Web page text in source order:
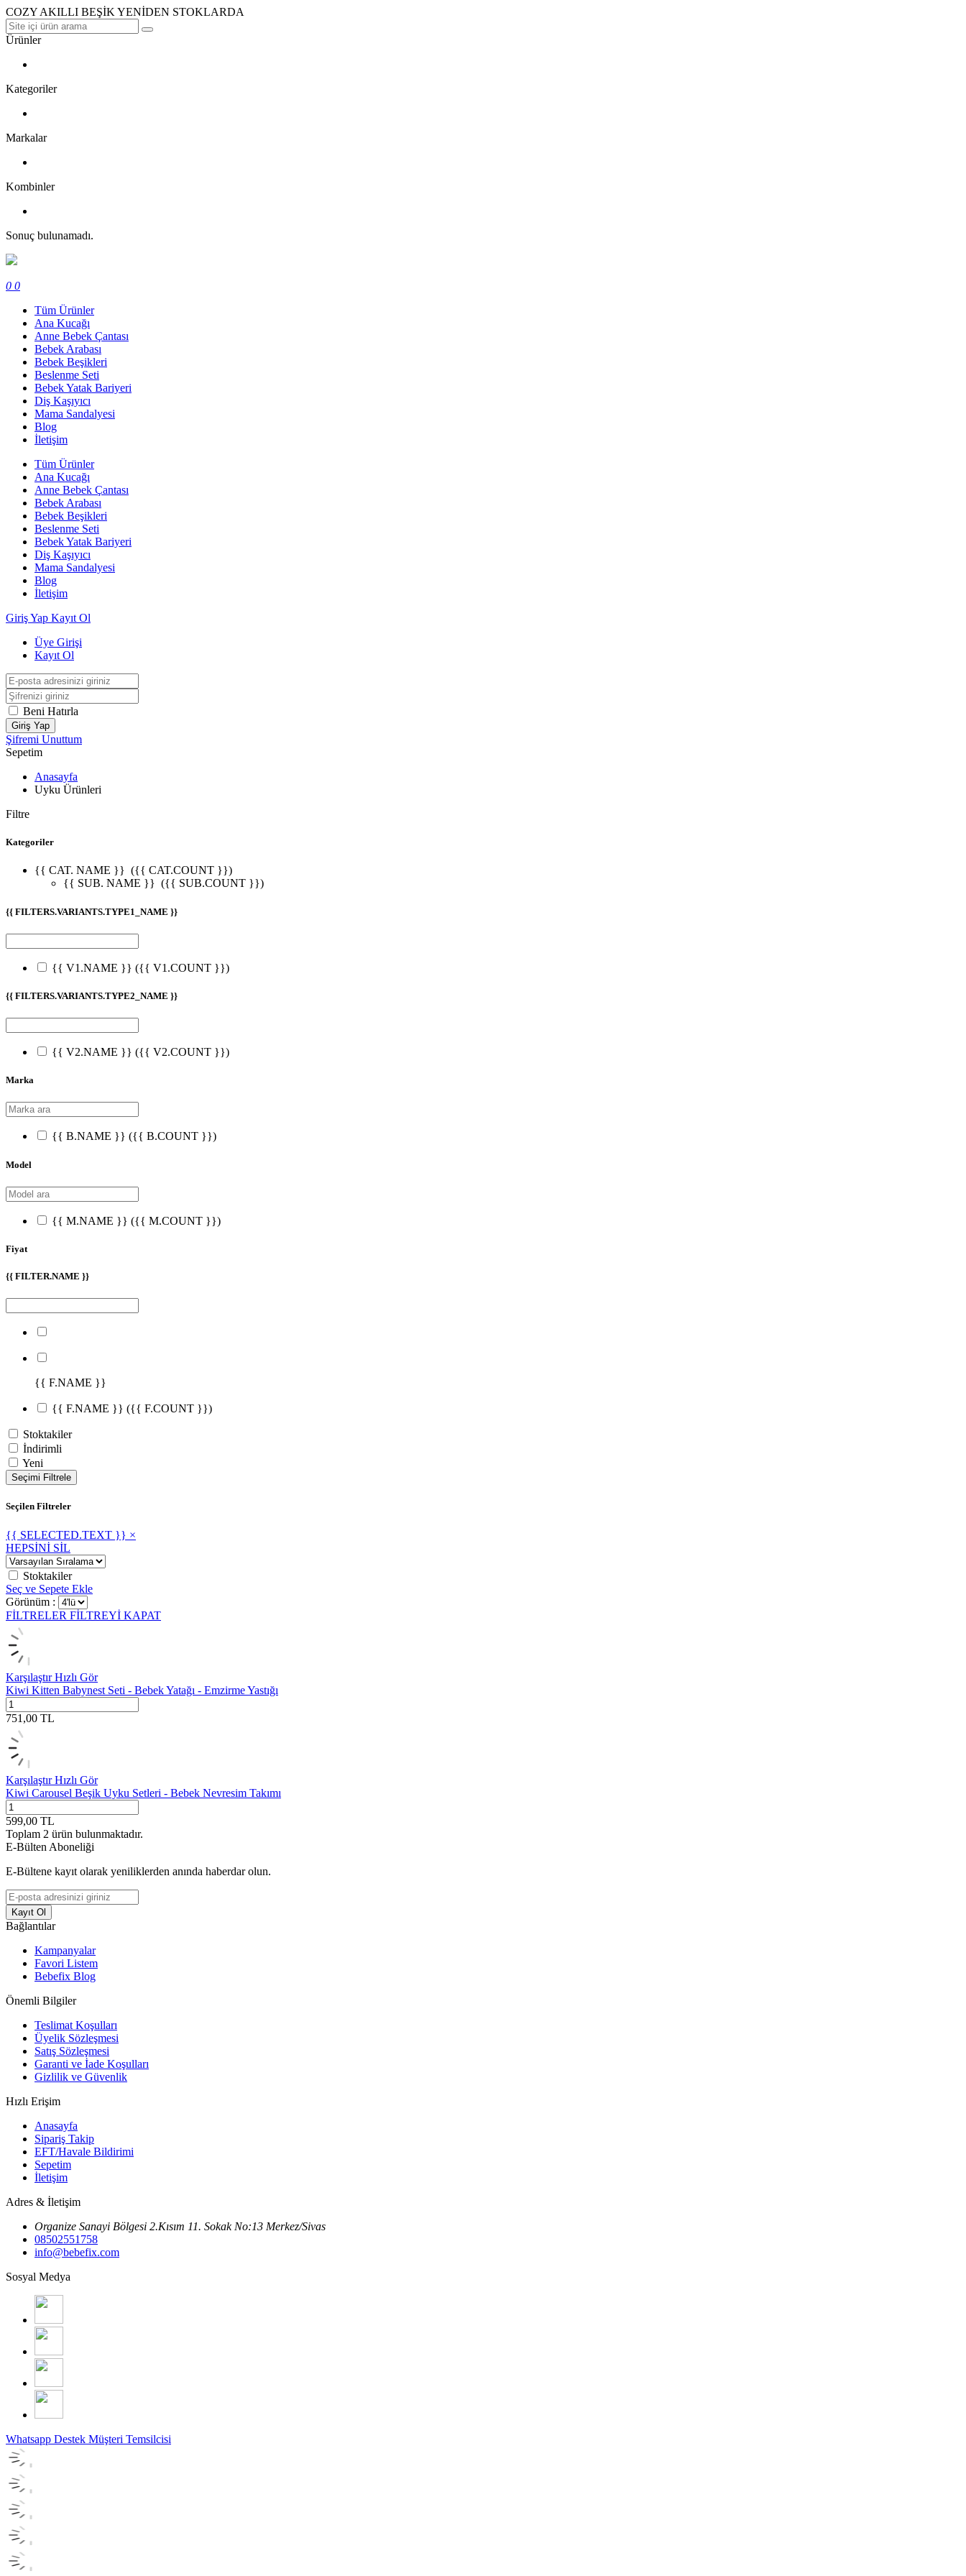
COZY AKILLI BEŞİK YENİDEN STOKLARDA
Ürünler
Kategoriler
Markalar
Kombinler
Sonuç bulunamadı.
0 0
Tüm Ürünler
Ana Kucağı
Anne Bebek Çantası
Bebek Arabası
Bebek Beşikleri
Beslenme Seti
Bebek Yatak Bariyeri
Diş Kaşıyıcı
Mama Sandalyesi
Blog
İletişim
Tüm Ürünler
Ana Kucağı
Anne Bebek Çantası
Bebek Arabası
Bebek Beşikleri
Beslenme Seti
Bebek Yatak Bariyeri
Diş Kaşıyıcı
Mama Sandalyesi
Blog
İletişim
Giriş Yap Kayıt Ol
Üye Girişi
Kayıt Ol
Beni Hatırla
Giriş Yap
Şifremi Unuttum
Sepetim
Anasayfa
Uyku Ürünleri
Filtre
Kategoriler
{{ CAT. NAME }} ({{ CAT.COUNT }})
{{ SUB. NAME }} ({{ SUB.COUNT }})
{{ FILTERS.VARIANTS.TYPE1_NAME }}
{{ V1.NAME }} ({{ V1.COUNT }})
{{ FILTERS.VARIANTS.TYPE2_NAME }}
{{ V2.NAME }} ({{ V2.COUNT }})
Marka
{{ B.NAME }} ({{ B.COUNT }})
Model
{{ M.NAME }} ({{ M.COUNT }})
Fiyat
{{ FILTER.NAME }}
{{ F.NAME }}
{{ F.NAME }} ({{ F.COUNT }})
Stoktakiler
İndirimli
Yeni
Seçimi Filtrele
Seçilen Filtreler
{{ SELECTED.TEXT }} ×
HEPSİNİ SİL
Stoktakiler
Seç ve Sepete Ekle
Görünüm :
FİLTRELER FİLTREYİ KAPAT
Karşılaştır Hızlı Gör
Kiwi Kitten Babynest Seti - Bebek Yatağı - Emzirme Yastığı
751,00 TL
Karşılaştır Hızlı Gör
Kiwi Carousel Beşik Uyku Setleri - Bebek Nevresim Takımı
599,00 TL
Toplam 2 ürün bulunmaktadır.
E-Bülten Aboneliği
E-Bültene kayıt olarak yeniliklerden anında haberdar olun.
Kayıt Ol
Bağlantılar
Kampanyalar
Favori Listem
Bebefix Blog
Önemli Bilgiler
Teslimat Koşulları
Üyelik Sözleşmesi
Satış Sözleşmesi
Garanti ve İade Koşulları
Gizlilik ve Güvenlik
Hızlı Erişim
Anasayfa
Sipariş Takip
EFT/Havale Bildirimi
Sepetim
İletişim
Adres & İletişim
Organize Sanayi Bölgesi 2.Kısım 11. Sokak No:13 Merkez/Sivas
08502551758
info@bebefix.com
Sosyal Medya
Whatsapp Destek Müşteri Temsilcisi